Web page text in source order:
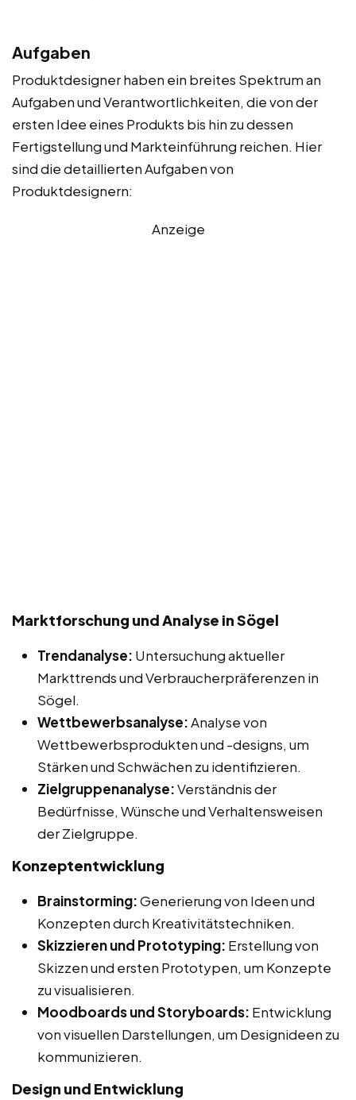
Aufgaben
Produktdesigner haben ein breites Spektrum an
Aufgaben und Verantwortlichkeiten, die von der
ersten Idee eines Produkts bis hin zu dessen
Fertigstellung und Markteinführung reichen. Hier
sind die detaillierten Aufgaben von
Produktdesignern:
Anzeige
Marktforschung und Analyse in Sögel
Trendanalyse: Untersuchung aktueller
Markttrends und Verbraucherpräferenzen in
Sögel.
Wettbewerbsanalyse:Analyse von
Wettbewerbsprodukten und -designs, um
Stärken und Schwächen zu identifizieren.
Zielgruppenanalyse:Verständnis der
Bedürfnisse, Wünsche und Verhaltensweisen
der Zielgruppe.
Konzeptentwicklung
Brainstorming:Generierung von Ideen und
Konzepten durch Kreativitätstechniken.
Skizzieren und Prototyping: Erstellung von
Skizzen und ersten Prototypen, um Konzepte
zu visualisieren.
Moodboards und Storyboards: Entwicklung
von visuellen Darstellungen, um Designideen zu
kommunizieren.
Design und Entwicklung